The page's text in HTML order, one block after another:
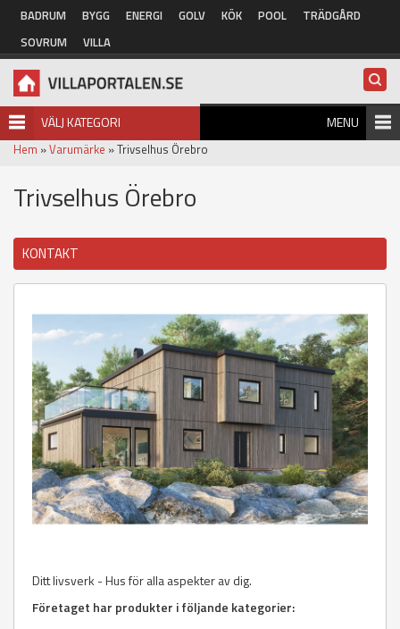
Hoppa till huvudinnehåll
BADRUM BYGG ENERGI GOLV KÖK POOL
TRÄDGÅRD
SOVRUM
VILLA
VÄLJ KATEGORI MENU
Hem »Varumärke » Trivselhus Örebro
Trivselhus Örebro
KONTAKT
Ditt livsverk - Hus för alla aspekter av dig.
Företaget har produkter i följande kategorier: